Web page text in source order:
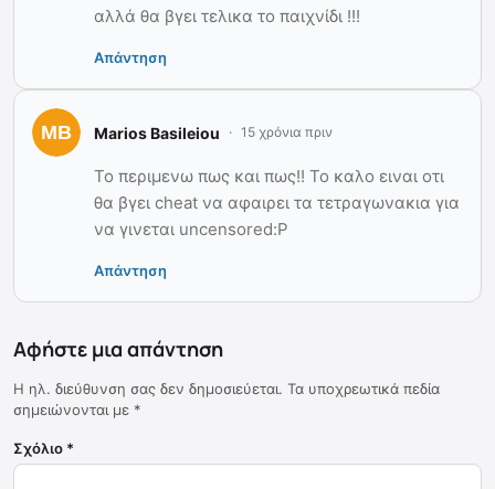
αλλά θα βγει τελικα το παιχνίδι !!!
Απάντηση
Marios Basileiou 15 χρόνια πριν
Το περιμενω πως και πως!! Το καλο ειναι οτι
θα βγει cheat να αφαιρει τα τετραγωνακια για
να γινεται uncensored:P
Απάντηση
Αφήστε μια απάντηση
Η ηλ. διεύθυνση σας δεν δημοσιεύεται. Τα υποχρεωτικά πεδία
σημειώνονται με *
Σχόλιο *